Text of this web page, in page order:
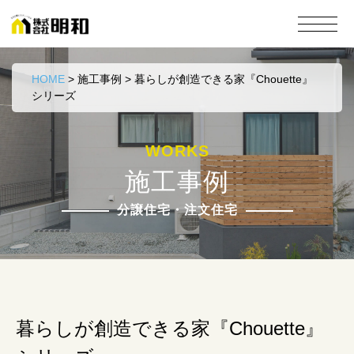
HOME > 施工事例 > 暮らしが創造できる家『Chouette』
シリーズ
WORKS
施工事例
分譲住宅・注文住宅
暮らしが創造できる家『Chouette』